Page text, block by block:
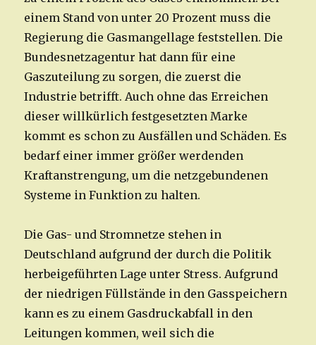
einem Stand von unter 20 Prozent muss die
Regierung die Gasmangellage feststellen. Die
Bundesnetzagentur hat dann für eine
Gaszuteilung zu sorgen, die zuerst die
Industrie betrifft. Auch ohne das Erreichen
dieser willkürlich festgesetzten Marke
kommt es schon zu Ausfällen und Schäden. Es
bedarf einer immer größer werdenden
Kraftanstrengung, um die netzgebundenen
Systeme in Funktion zu halten.
Die Gas- und Stromnetze stehen in
Deutschland aufgrund der durch die Politik
herbeigeführten Lage unter Stress. Aufgrund
der niedrigen Füllstände in den Gasspeichern
kann es zu einem Gasdruckabfall in den
Leitungen kommen, weil sich die